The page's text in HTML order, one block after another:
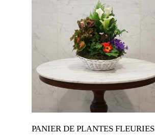
PANIER DE PLANTES FLEURIES